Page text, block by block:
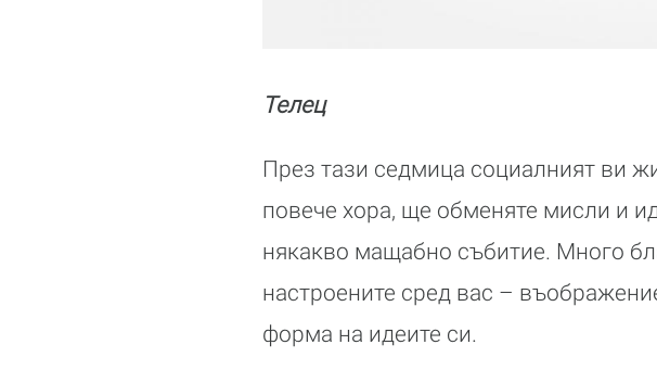
Телец
През тази седмица социалният ви
повече хора, ще обменяте мисли и
някакво мащабно събитие. Много
настроените сред вас –
форма на идеите си.